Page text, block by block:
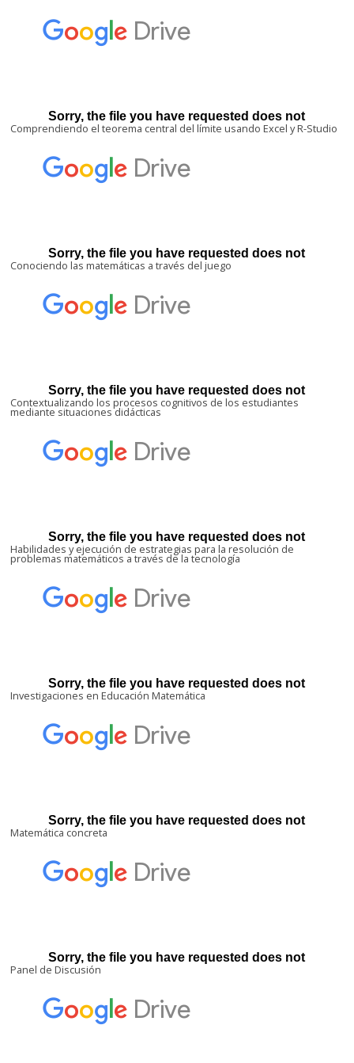
Comprendiendo el teorema central del límite usando Excel y R-Studio
Conociendo las matemáticas a través del juego
Contextualizando los procesos cognitivos de los estudiantes
mediante situaciones didácticas
Habilidades y ejecución de estrategias para la resolución de
problemas matemáticos a través de la tecnología
Investigaciones en Educación Matemática
Matemática concreta
Panel de Discusión